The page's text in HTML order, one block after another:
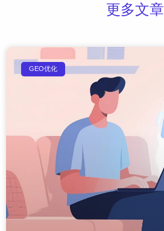
更多文章
GEO优化